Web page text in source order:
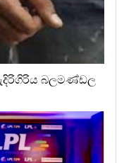
බලමණ්ඩල